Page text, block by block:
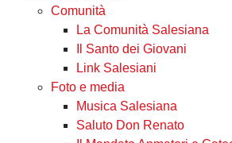
Comunità
La Comunità Salesiana
Il Santo dei Giovani
Link Salesiani
Foto e media
Musica Salesiana
Saluto Don Renato